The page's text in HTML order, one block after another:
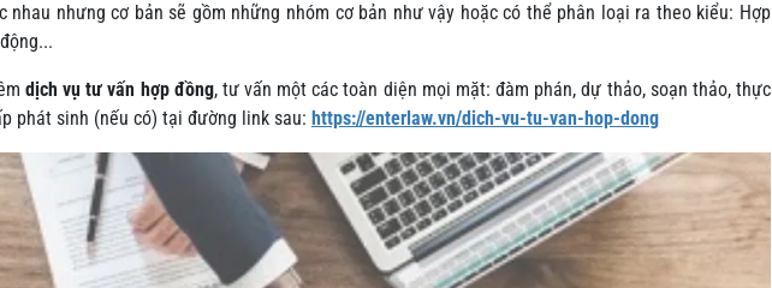
nhau nhưng cơ bản sẽ gồm những nhóm cơ bản như vậy hoặc có thể phân loại ra theo kiểu: Hợp
dịch vụ tư vấn hợp đồng, tư vấn một các toàn diện mọi mặt: đàm phán, dự thảo, soạn thảo, thực
phát sinh (nếu có) tại đường link sau: https://enterlaw.vn/dich-vu-tu-van-hop-dong